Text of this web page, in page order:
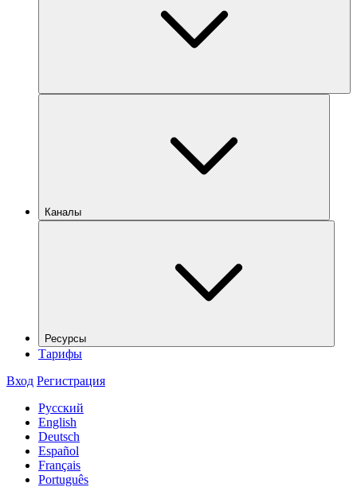
Каналы
Ресурсы
Тарифы
Вход Регистрация
Русский
English
Deutsch
Español
Français
Português